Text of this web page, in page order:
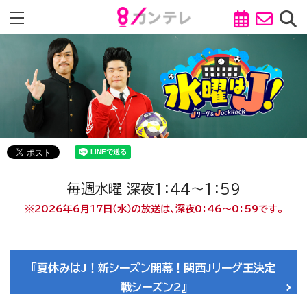
毎週水曜 深夜1：44～1：59
※2026年6月17日（水）の放送は、深夜0：46～0：59です。
『夏休みはJ！新シーズン開幕！関西Jリーグ王決定
戦シーズン2』